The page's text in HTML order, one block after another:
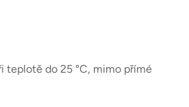
teplotě do 25 °C, mimo přímé